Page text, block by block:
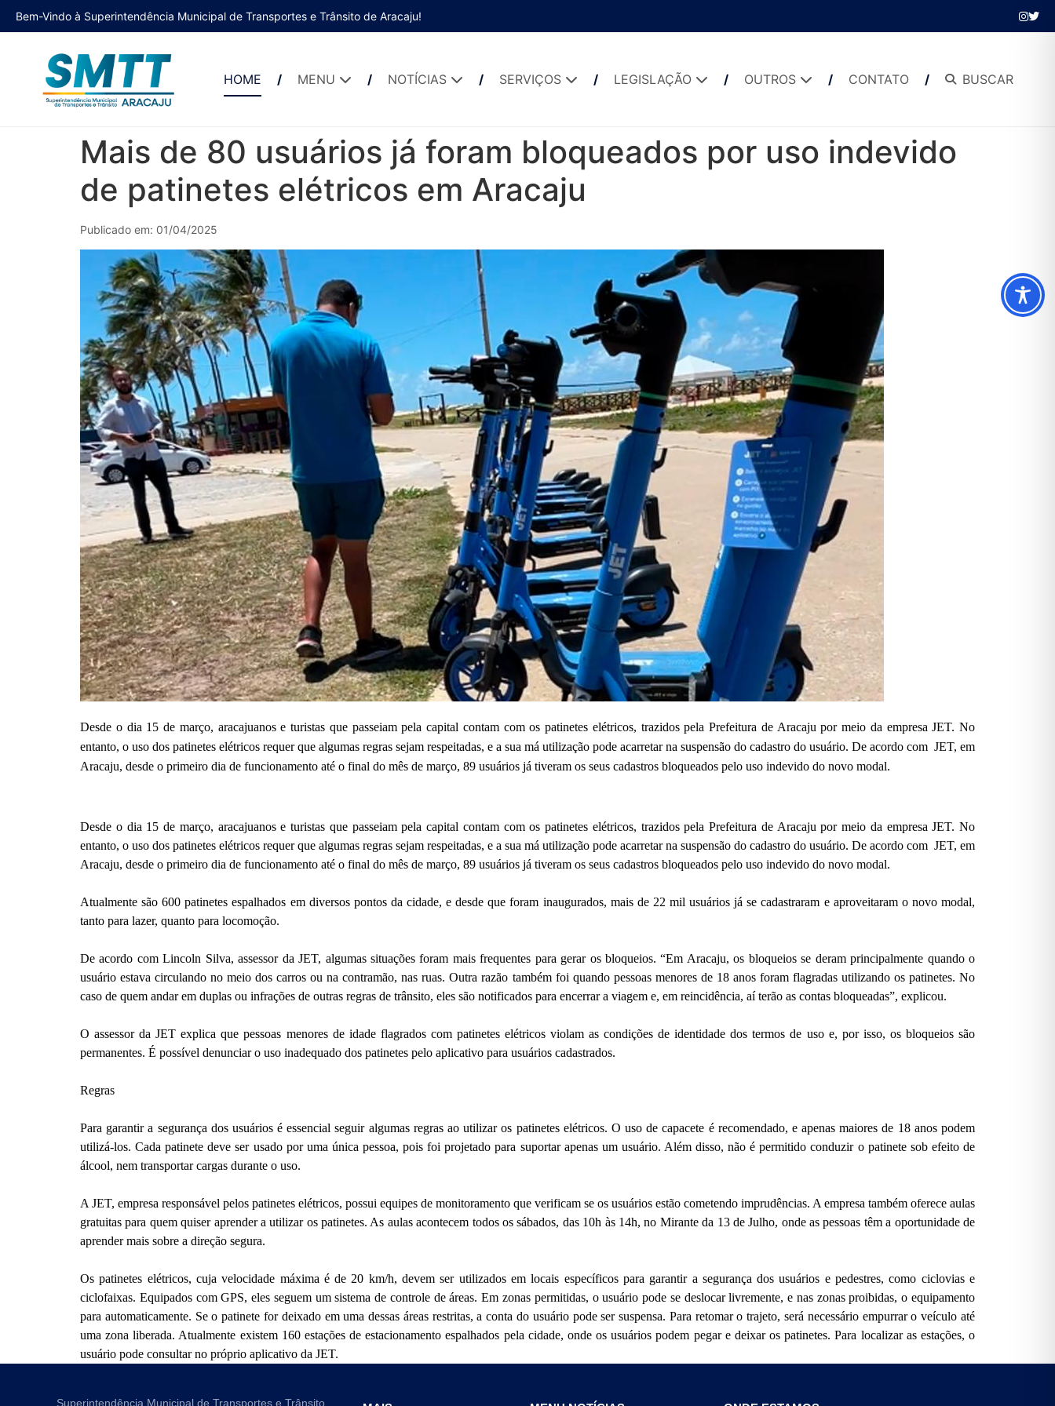
Bem-Vindo à Superintendência Municipal de Transportes e Trânsito de Aracaju!
HOME MENU NOTÍCIAS SERVIÇOS LEGISLAÇÃO OUTROS CONTATO BUSCAR
Mais de 80 usuários já foram bloqueados por uso indevido
de patinetes elétricos em Aracaju
Publicado em: 01/04/2025
Desde o dia 15 de março, aracajuanos e turistas que passeiam pela capital contam com os patinetes elétricos, trazidos pela Prefeitura de Aracaju por meio da empresa JET. No
entanto, o uso dos patinetes elétricos requer que algumas regras sejam respeitadas, e a sua má utilização pode acarretar na suspensão do cadastro do usuário. De acordo com JET, em
Aracaju, desde o primeiro dia de funcionamento até o final do mês de março, 89 usuários já tiveram os seus cadastros bloqueados pelo uso indevido do novo modal.
Desde o dia 15 de março, aracajuanos e turistas que passeiam pela capital contam com os patinetes elétricos, trazidos pela Prefeitura de Aracaju por meio da empresa JET. No
entanto, o uso dos patinetes elétricos requer que algumas regras sejam respeitadas, e a sua má utilização pode acarretar na suspensão do cadastro do usuário. De acordo com JET, em
Aracaju, desde o primeiro dia de funcionamento até o final do mês de março, 89 usuários já tiveram os seus cadastros bloqueados pelo uso indevido do novo modal.
Atualmente são 600 patinetes espalhados em diversos pontos da cidade, e desde que foram inaugurados, mais de 22 mil usuários já se cadastraram e aproveitaram o novo modal,
tanto para lazer, quanto para locomoção.
De acordo com Lincoln Silva, assessor da JET, algumas situações foram mais frequentes para gerar os bloqueios. “Em Aracaju, os bloqueios se deram principalmente quando o
usuário estava circulando no meio dos carros ou na contramão, nas ruas. Outra razão também foi quando pessoas menores de 18 anos foram flagradas utilizando os patinetes. No
caso de quem andar em duplas ou infrações de outras regras de trânsito, eles são notificados para encerrar a viagem e, em reincidência, aí terão as contas bloqueadas”, explicou.
O assessor da JET explica que pessoas menores de idade flagrados com patinetes elétricos violam as condições de identidade dos termos de uso e, por isso, os bloqueios são
permanentes. É possível denunciar o uso inadequado dos patinetes pelo aplicativo para usuários cadastrados.
Regras
Para garantir a segurança dos usuários é essencial seguir algumas regras ao utilizar os patinetes elétricos. O uso de capacete é recomendado, e apenas maiores de 18 anos podem
utilizá-los. Cada patinete deve ser usado por uma única pessoa, pois foi projetado para suportar apenas um usuário. Além disso, não é permitido conduzir o patinete sob efeito de
álcool, nem transportar cargas durante o uso.
A JET, empresa responsável pelos patinetes elétricos, possui equipes de monitoramento que verificam se os usuários estão cometendo imprudências. A empresa também oferece aulas
gratuitas para quem quiser aprender a utilizar os patinetes. As aulas acontecem todos os sábados, das 10h às 14h, no Mirante da 13 de Julho, onde as pessoas têm a oportunidade de
aprender mais sobre a direção segura.
Os patinetes elétricos, cuja velocidade máxima é de 20 km/h, devem ser utilizados em locais específicos para garantir a segurança dos usuários e pedestres, como ciclovias e
ciclofaixas. Equipados com GPS, eles seguem um sistema de controle de áreas. Em zonas permitidas, o usuário pode se deslocar livremente, e nas zonas proibidas, o equipamento
para automaticamente. Se o patinete for deixado em uma dessas áreas restritas, a conta do usuário pode ser suspensa. Para retomar o trajeto, será necessário empurrar o veículo até
uma zona liberada. Atualmente existem 160 estações de estacionamento espalhados pela cidade, onde os usuários podem pegar e deixar os patinetes. Para localizar as estações, o
usuário pode consultar no próprio aplicativo da JET.
Superintendência Municipal de Transportes e Trânsito